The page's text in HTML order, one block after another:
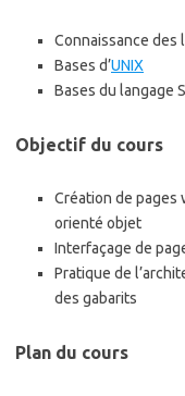
Connaissance des
Bases d’UNIX
Bases du langage
Objectif du cours
Création de pages
orienté objet
Interfaçage de
Pratique de
des gabarits
Plan du cours